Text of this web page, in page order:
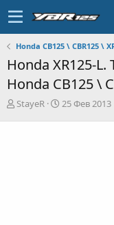
Honda CB125 \ CBR125 \
Honda XR125-
Honda CB125 \
А
StayeR
Д
25 Фев 2013